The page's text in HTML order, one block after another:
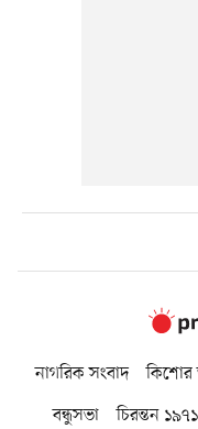
নাগরিক সংবাদ
বন্ধুসভা
চিরন্তন ১৯৭১